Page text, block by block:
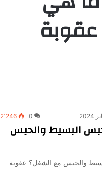
عقوبة
0 2٬246
البسيط والحبس
والحبس مع الشغل؟ عقوبة